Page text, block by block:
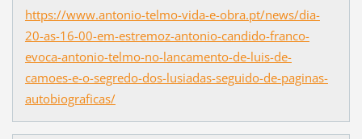
https://www.antonio-telmo-vida-e-obra.pt/news/dia-
20-as-16-00-em-estremoz-antonio-candido-franco-
evoca-antonio-telmo-no-lancamento-de-luis-de-
camoes-e-o-segredo-dos-lusiadas-seguido-de-paginas-
autobiograficas/